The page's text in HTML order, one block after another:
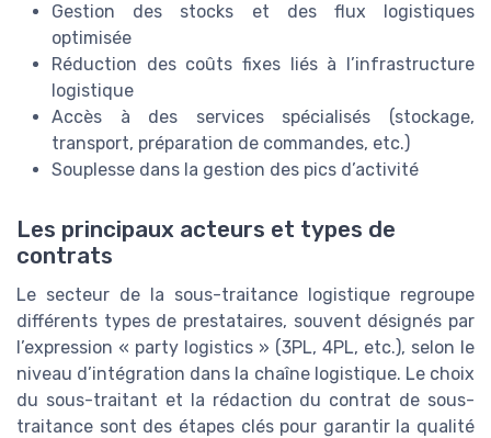
Gestion des stocks et des flux logistiques
optimisée
Réduction des coûts fixes liés à l’infrastructure
logistique
Accès à des services spécialisés (stockage,
transport, préparation de commandes, etc.)
Souplesse dans la gestion des pics d’activité
Les principaux acteurs et types de
contrats
Le secteur de la sous-traitance logistique regroupe
différents types de prestataires, souvent désignés par
l’expression « party logistics » (3PL, 4PL, etc.), selon le
niveau d’intégration dans la chaîne logistique. Le choix
du sous-traitant et la rédaction du contrat de sous-
traitance sont des étapes clés pour garantir la qualité